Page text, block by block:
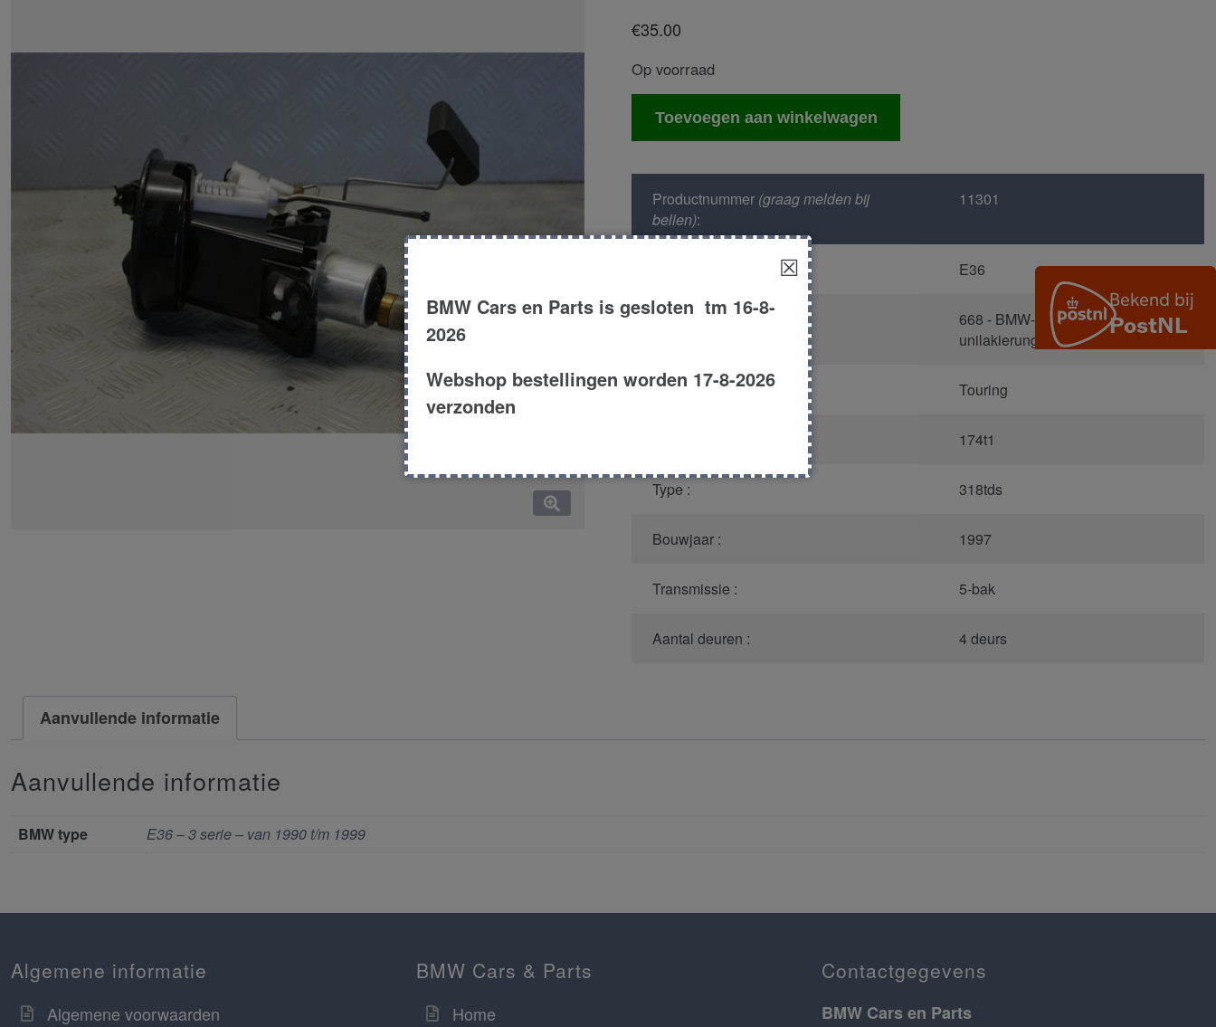
€35.00
Op voorraad
Brandstofpomp
aantal
Toevoegen aan winkelwagen
Productnummer (graag melden bij
bellen):
11301
E36
Kleur :
668 - BMW-Schwarz 2
unilakierung
Carroserie : Touring
174t1
Type : 318tds
Bouwjaar : 1997
Transmissie : 5-bak
Aantal deuren : 4 deurs
Aanvullende informatie
Aanvullende informatie
BMW type E36 – 3 serie – van 1990 t/m 1999
Algemene informatie
Algemene voorwaarden
BMW Cars & Parts
Home
Contactgegevens
BMW Cars en Parts
☒
BMW Cars en Parts is gesloten tm 16-8-
2026
Webshop bestellingen worden 17-8-2026
verzonden